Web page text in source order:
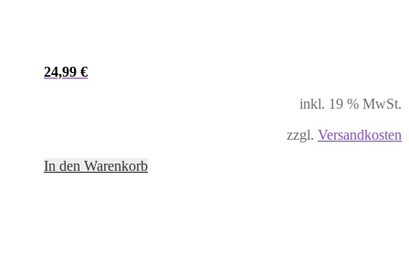
24,99 €
inkl. 19 % MwSt.
zzgl. Versandkosten
In den Warenkorb